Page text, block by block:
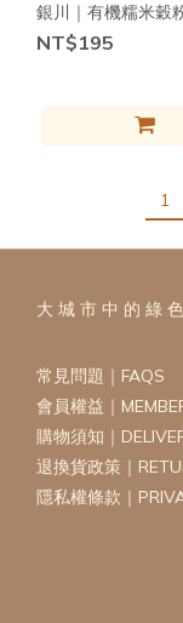
銀川｜有機糯米穀
NT$195
1
大 城 市 中 的 綠
常見問題｜FAQS
會員權益｜
購物須知｜
退換貨政策｜
隱私權條款｜